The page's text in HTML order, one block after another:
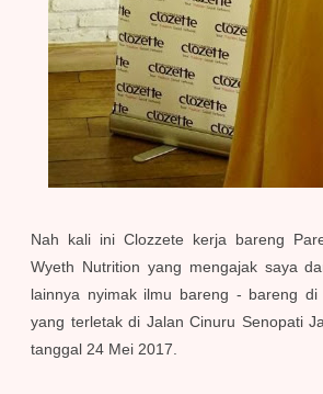
Nah kali ini Clozzete kerja bareng
Wyeth Nutrition yang mengajak saya
lainnya nyimak ilmu bareng - bareng di
yang terletak di Jalan Cinuru Senopati
tanggal 24 Mei 2017.